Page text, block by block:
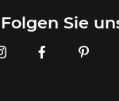
Folgen Sie